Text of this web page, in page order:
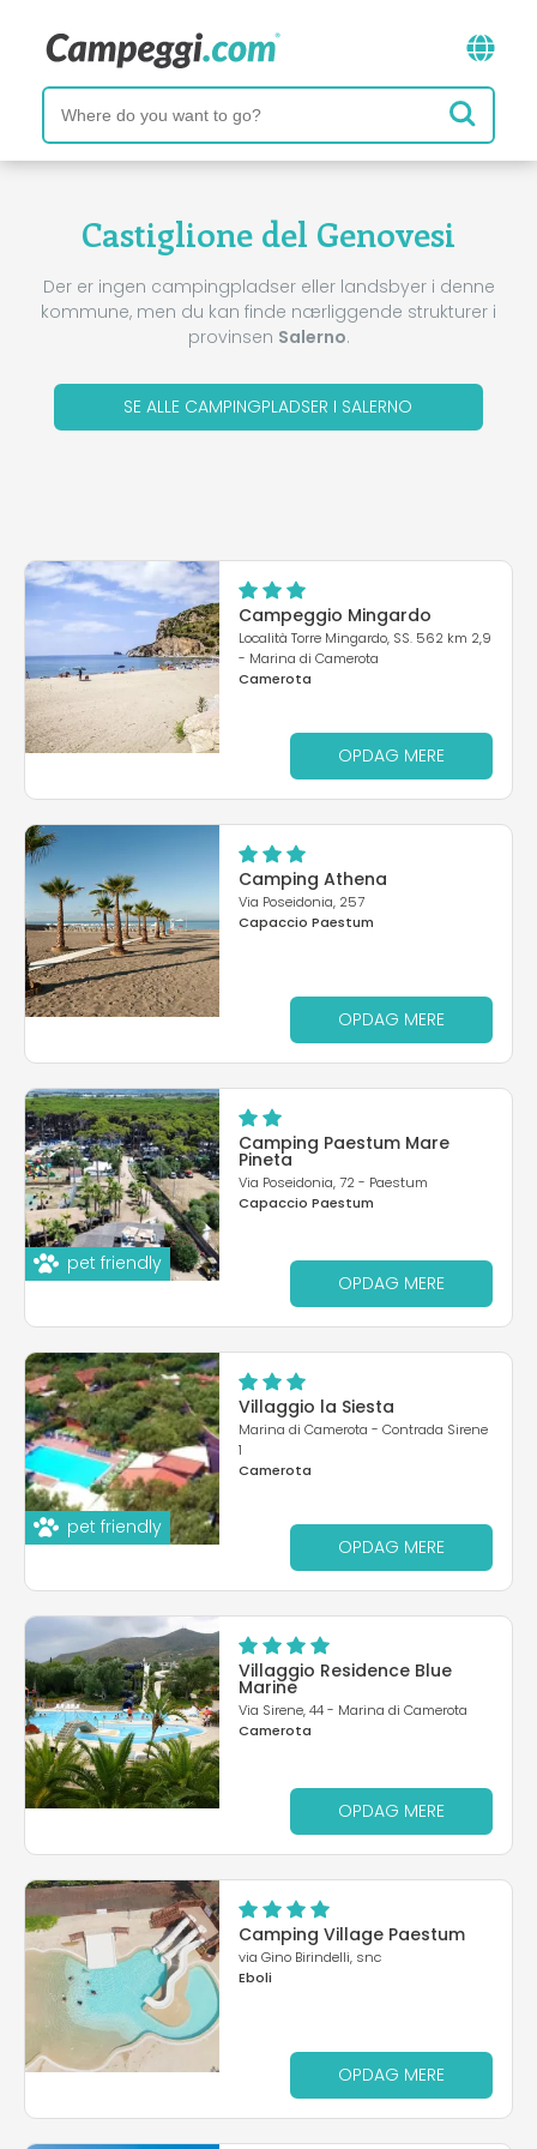
Castiglione del Genovesi
Der er ingen campingpladser eller landsbyer i denne
kommune, men du kan finde nærliggende strukturer i
provinsen Salerno.
SE ALLE CAMPINGPLADSER I SALERNO
Campeggio Mingardo
Località Torre Mingardo, SS. 562 km 2,9
- Marina di Camerota
Camerota
OPDAG MERE
Camping Athena
Via Poseidonia, 257
Capaccio Paestum
OPDAG MERE
pet friendly
Camping Paestum Mare
Pineta
Via Poseidonia, 72 - Paestum
Capaccio Paestum
OPDAG MERE
pet friendly
Villaggio la Siesta
Marina di Camerota - Contrada Sirene
1
Camerota
OPDAG MERE
Villaggio Residence Blue
Marine
Via Sirene, 44 - Marina di Camerota
Camerota
OPDAG MERE
Camping Village Paestum
via Gino Birindelli, snc
Eboli
OPDAG MERE